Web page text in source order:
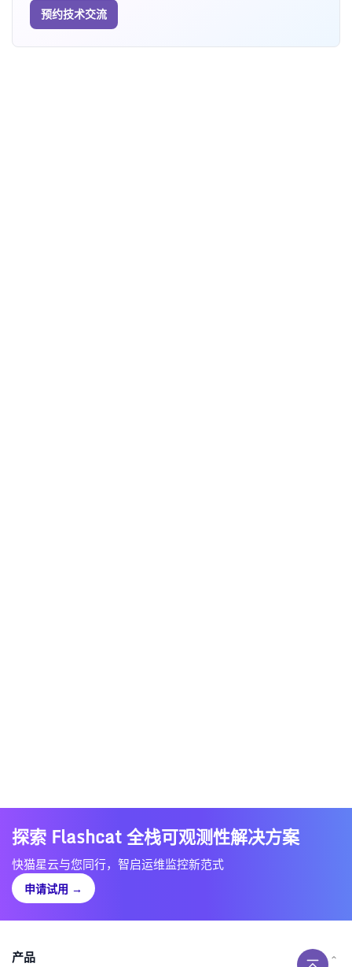
预约技术交流
探索 Flashcat 全栈可观测性解决方案
快猫星云与您同行，智启运维监控新范式
申请试用 →
产品